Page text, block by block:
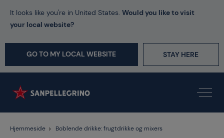
It looks like you're in United States. Would you like to visit
your local website?
GO TO MY LOCAL WEBSITE STAY HERE
Hjemmeside Boblende drikke: frugtdrikke og mixers